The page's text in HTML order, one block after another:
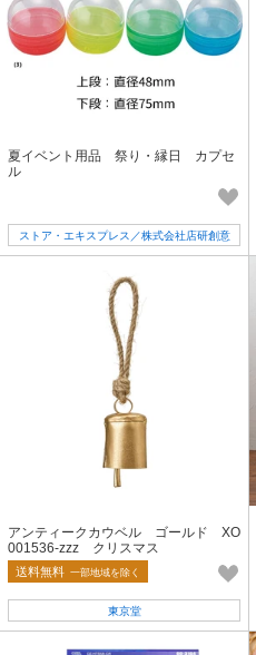
夏イベント用品 祭り・縁日 カプセ
ル
ストア・エキスプレス／株式会社店研創意
アンティークカウベル ゴールド XO
001536-zzz クリスマス
送料無料 一部地域を除く
東京堂